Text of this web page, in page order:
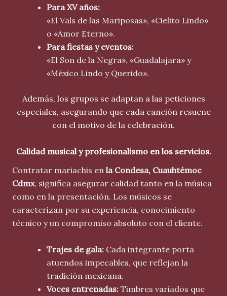
Para XV años:
«El Vals de las Mariposas», «Cielito Lindo»
o «Amor Eterno».
Para fiestas y eventos:
«El Son de la Negra», «Guadalajara» y
«México Lindo y Querido».
Además, los grupos se adaptan a las peticiones
especiales, asegurando que cada canción resuene
con el motivo de la celebración.
Calidad musical y profesionalismo en los servicios.
Contratar mariachis en la Condesa, Cuauhtémoc
Cdmx, significa asegurar calidad tanto en la música
como en la presentación. Los músicos se
caracterizan por su experiencia, conocimiento
técnico y un compromiso absoluto con el cliente.
Trajes de gala: Cada integrante porta
atuendos impecables, que reflejan la
tradición mexicana.
Voces entrenadas: Timbres variados que